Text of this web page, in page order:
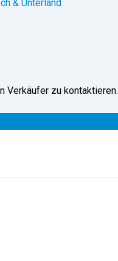
& Unterland
Verkäufer zu kontaktieren.